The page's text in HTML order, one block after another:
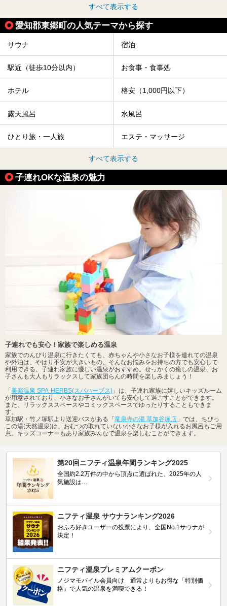
すべて表示する
愛知郡東郷町の人気テーマから探す
サウナ 宿泊
駅近（徒歩10分以内） お食事・食事処
ホテル 格安（1,000円以下）
露天風呂 水風呂
ひとり旅・一人旅 エステ・マッサージ
すべて表示する
子連れOKな温泉の魅力
子連れでも安心！家族で楽しめる温泉
家族でのんびり温泉に行きたくても、赤ちゃんや小さなお子様を連れての温泉
や外泊は、やはり不安が大きいもの。そんなお悩みをお持ちの方でも安心して
利用できる、子連れ家族に優しい温泉がおすすめ。せっかくの癒しの温泉、お
子さんも大人もリラックスして家族団らんの時間を楽しみましょう！
「美楽温泉 SPA-HERBS(スパハーブス) 」は、子連れ家族に嬉しいキッズルーム
が用意されており、小さなお子さんがいても安心して過ごすことができます。
また、リラックススペースやコミックスペースでゆったりすることもできま
す。
草加駅・竹ノ塚駅より送迎バスがある「竜泉寺の湯 草加谷塚店 」では、ちびっ
この湯(天然温泉)は、おむつの取れていない小さなお子様が入れるお風呂もご用
意。キッズコーナーもあり家族みんなで温泉を楽しむことができます。
第20回ニフティ温泉年間ランキング2025
全国約2.2万件の中から頂点に選ばれた、2025年の人
気施設は…
ニフティ温泉 サウナランキング2026
おふろ好きユーザーの投票により、全国No.1サウナが
決定！
ニフティ温泉プレミアムクーポン
ノジマモバイル会員向け 通常よりもお得な「特別価
格」で人気の温泉を満喫できる！